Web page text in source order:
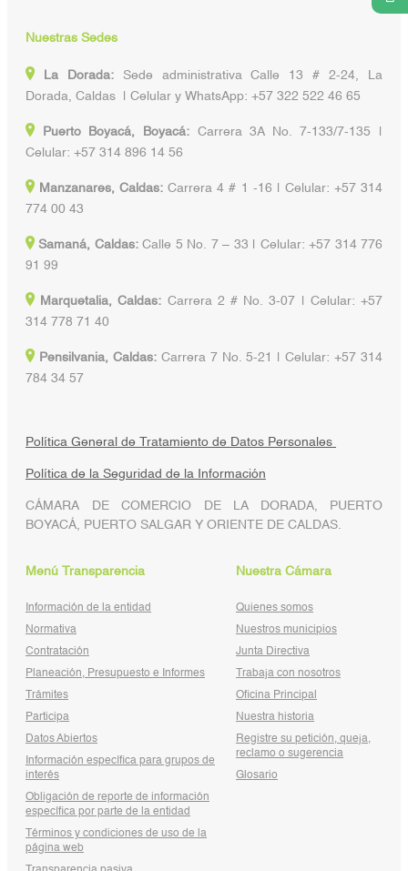
Nuestras Sedes
La Dorada:Sede administrativa Calle 13 # 2-24, La
Dorada, Caldas | Celular y WhatsApp: +57 322 522 46 65
Puerto Boyacá, Boyacá:Carrera 3A No. 7-133/7-135 |
Celular: +57 314 896 14 56
Manzanares, Caldas: Carrera 4 # 1 -16 | Celular: +57 314
774 00 43
Samaná, Caldas:Calle 5 No. 7 – 33 | Celular: +57 314 776
91 99
Marquetalia, Caldas: Carrera 2 # No. 3-07 | Celular: +57
314 778 71 40
Pensilvania, Caldas:Carrera 7 No. 5-21 | Celular: +57 314
784 34 57
Política General de Tratamiento de Datos Personales
Política de la Seguridad de la Información
CÁMARA DE COMERCIO DE LA DORADA, PUERTO
BOYACÁ, PUERTO SALGAR Y ORIENTE DE CALDAS.
Menú Transparencia
Información de la entidad
Normativa
Contratación
Planeación, Presupuesto e Informes
Trámites
Participa
Datos Abiertos
Información específica para grupos de
interés
Obligación de reporte de información
específica por parte de la entidad
Términos y condiciones de uso de la
página web
Nuestra Cámara
Quienes somos
Nuestros municipios
Junta Directiva
Trabaja con nosotros
Oficina Principal
Nuestra historia
Registre su petición, queja,
reclamo o sugerencia
Glosario